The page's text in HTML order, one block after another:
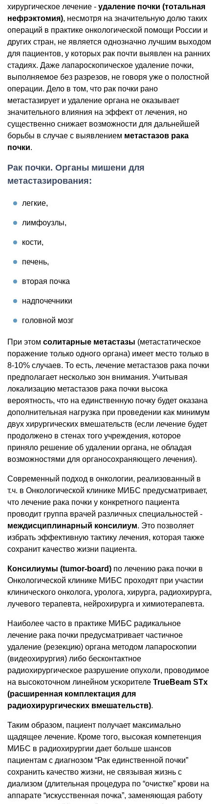
хирургическое лечение - удаление почки (тотальная
нефрэктомия), несмотря на значительную долю таких
операций в практике онкологической помощи России и
других стран, не является однозначно лучшим выходом
для пациентов, у которых рак почти выявлен на ранних
стадиях. Даже лапароскопическое удаление почки,
выполняемое без разрезов, не говоря уже о полостной
операции. Дело в том, что рак почки рано
метастазирует и удаление органа не оказывает
значительного влияния на эффект от лечения, но
существенно снижает возможности для дальнейшей
борьбы в случае с выявлением метастазов рака
почки.
Рак почки. Органы мишени для
метастазирования:
легкие,
лимфоузлы,
кости,
печень,
вторая почка
надпочечники
головной мозг
При этом солитарные метастазы (метастатическое
поражение только одного органа) имеет место только в
8-10% случаев. То есть, лечение метастазов рака почки
предполагает несколько зон внимания. Учитывая
локализацию метастазов рака почки высока
вероятность, что на единственную почку будет оказана
дополнительная нагрузка при проведении как минимум
двух хирургических вмешательств (если лечение будет
продолжено в стенах того учреждения, которое
приняло решение об удалении органа, не обладая
возможностями для органосохраняющего лечения).
Современный подход в онкологии, реализованный в
т.ч. в Онкологической клинике МИБС предусматривает,
что лечение рака почки у конкретного пациента
проводит группа врачей различных специальностей -
междисциплинарный консилиум. Это позволяет
избрать эффективную тактику лечения, которая также
сохранит качество жизни пациента.
Консилиумы (tumor-board) по лечению рака почки в
Онкологической клинике МИБС проходят при участии
клинического онколога, уролога, хирурга, радиохирурга,
лучевого терапевта, нейрохирурга и химиотерапевта.
Наиболее часто в практике МИБС радикальное
лечение рака почки предусматривает частичное
удаление (резекцию) органа методом лапароскопии
(видеохирургия) либо бесконтактное
радиохирургическое разрушение опухоли, проводимое
на высокоточном линейном ускорителе TrueBeam STx
(расширенная комплектация для
радиохирургических вмешательств).
Таким образом, пациент получает максимально
щадящее лечение. Кроме того, высокая компетенция
МИБС в радиохирургии дает больше шансов
пациентам с диагнозом “Рак единственной почки”
сохранить качество жизни, не связывая жизнь с
диализом (длительная процедура по “очистке” крови на
аппарате “искусственная почка”, заменяющая работу